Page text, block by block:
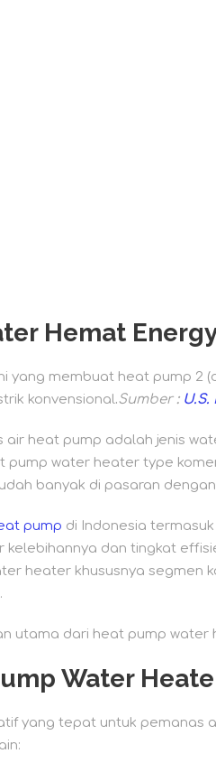
Hemat
yang membuat heat pump 2
konvensional.Sumber:
heat pump adalah jenis
water heater type
banyak di pasaran
pump di Indonesia
dan tingkat
heater khususnya segmen
utama dari heat pump water
Water
yang tepat untuk pemanas